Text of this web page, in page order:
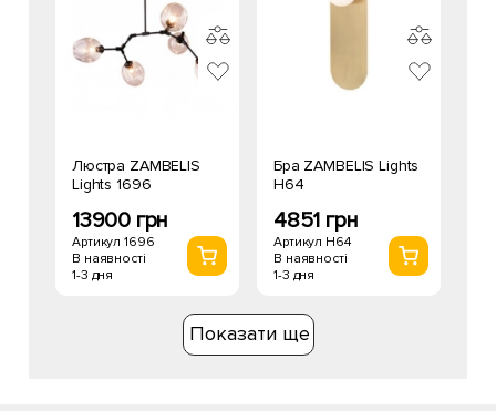
Люстра ZAMBELIS
Lights 1696
13900 грн
Артикул 1696
В наявності
1-3 дня
Бра ZAMBELIS Lights
H64
4851 грн
Артикул H64
В наявності
1-3 дня
Показати ще